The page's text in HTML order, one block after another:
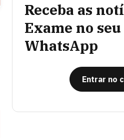
Receba as
Exame no seu
WhatsApp
Entrar no